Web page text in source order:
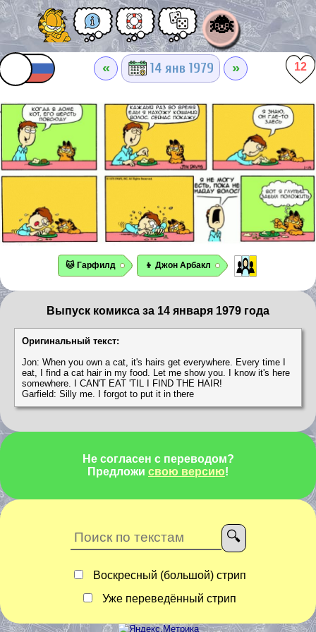
🐞
« 14 янв 1979 » 12
🐱 Гарфилд 👦 Джон Арбакл
Выпуск комикса за 14 января 1979 года
Оригинальный текст:
Jon: When you own a cat, it's hairs get everywhere. Every time I
eat, I find a cat hair in my food. Let me show you. I know it's here
somewhere. I CAN'T EAT 'TIL I FIND THE HAIR!
Garfield: Silly me. I forgot to put it in there
Не согласен с переводом?
Предложи свою версию!
Воскресный (большой) стрип
Уже переведённый стрип